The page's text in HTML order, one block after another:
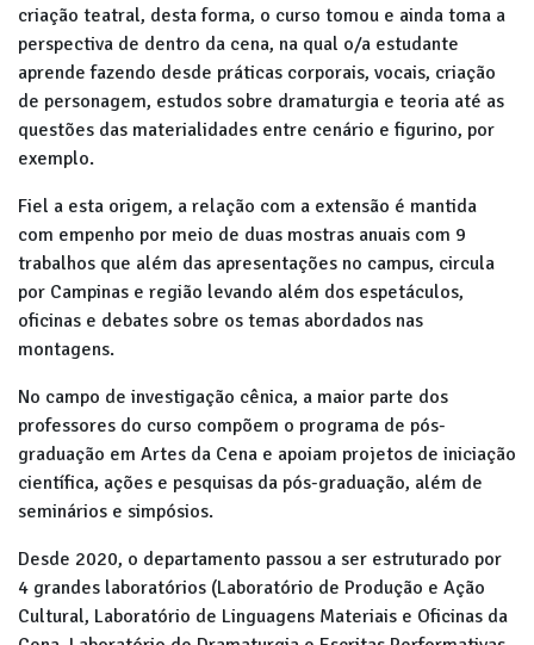
criação teatral, desta forma, o curso tomou e ainda toma a
perspectiva de dentro da cena, na qual o/a estudante
aprende fazendo desde práticas corporais, vocais, criação
de personagem, estudos sobre dramaturgia e teoria até as
questões das materialidades entre cenário e figurino, por
exemplo.
Fiel a esta origem, a relação com a extensão é mantida
com empenho por meio de duas mostras anuais com 9
trabalhos que além das apresentações no campus, circula
por Campinas e região levando além dos espetáculos,
oficinas e debates sobre os temas abordados nas
montagens.
No campo de investigação cênica, a maior parte dos
professores do curso compõem o programa de pós-
graduação em Artes da Cena e apoiam projetos de iniciação
científica, ações e pesquisas da pós-graduação, além de
seminários e simpósios.
Desde 2020, o departamento passou a ser estruturado por
4 grandes laboratórios (Laboratório de Produção e Ação
Cultural, Laboratório de Linguagens Materiais e Oficinas da